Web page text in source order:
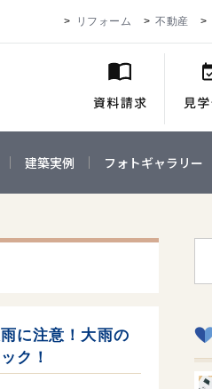
リフォーム 不動産
建築実例 フォトギャラリー
に注意！大雨の
ック！